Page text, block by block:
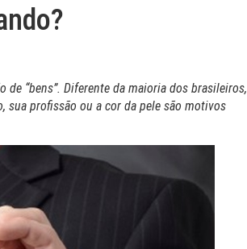
“bens”. Diferente da maioria dos brasileiros,
sua profissão ou a cor da pele são motivos